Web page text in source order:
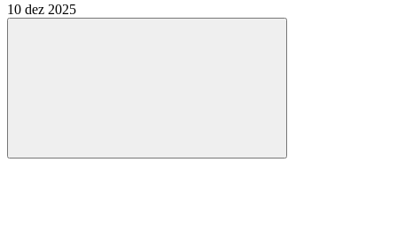
10 dez 2025
Compartilhar